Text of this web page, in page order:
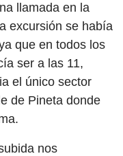
llamada en la
excursión se había
que en todos los
ser a las 11,
el único sector
de Pineta donde
nos